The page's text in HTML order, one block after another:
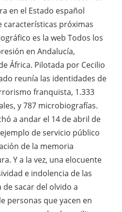
en el Estado español
características próximas
es la web Todos los
en Andalucía,
África. Pilotada por Cecilio
reunía las identidades de
franquista, 1.333
y 787 microbiografías.
a andar el 14 de abril de
de servicio público
de la memoria
Y a la vez, una elocuente
e indolencia de las
sacar del olvido a
personas que yacen en